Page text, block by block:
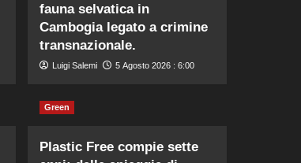
fauna selvatica in
Cambogia legato a crimine
transnazionale.
Luigi Salemi 5 Agosto 2026 : 6:00
Green
Plastic Free compie sette